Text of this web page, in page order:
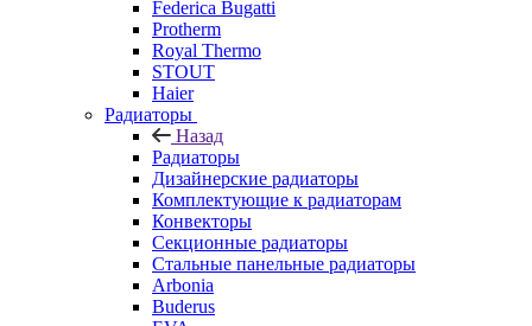
Federica Bugatti
Protherm
Royal Thermo
STOUT
Haier
Радиаторы
Назад
Радиаторы
Дизайнерские радиаторы
Комплектующие к радиаторам
Конвекторы
Секционные радиаторы
Стальные панельные радиаторы
Arbonia
Buderus